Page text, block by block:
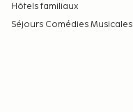
Hôtels familiaux
Séjours Comédies Musicales